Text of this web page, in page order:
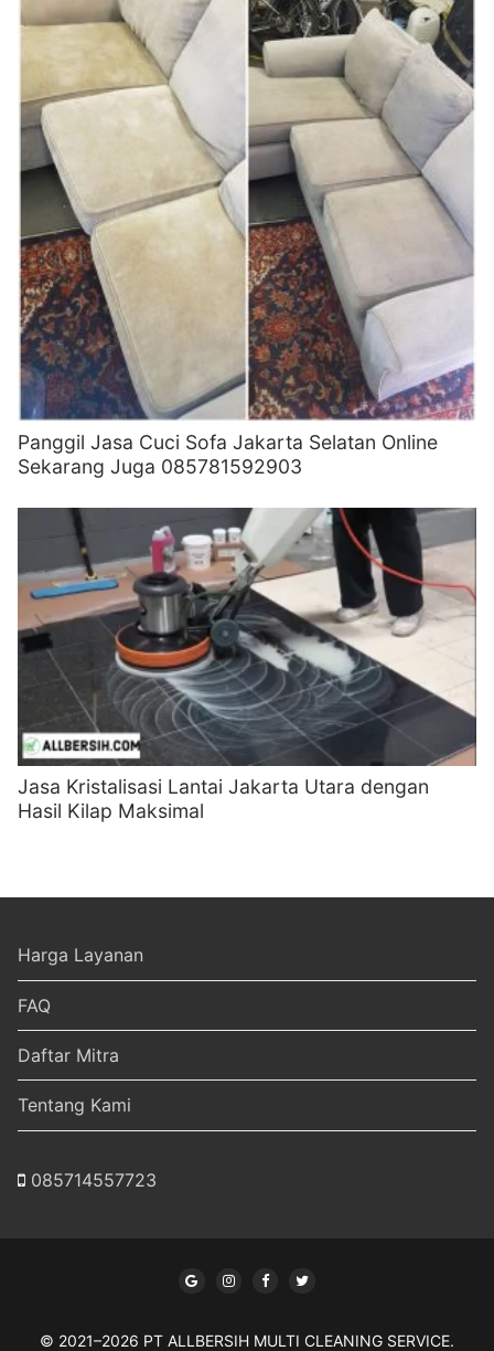
Panggil Jasa Cuci Sofa Jakarta Selatan Online
Sekarang Juga 085781592903
Jasa Kristalisasi Lantai Jakarta Utara dengan
Hasil Kilap Maksimal
Harga Layanan
FAQ
Daftar Mitra
Tentang Kami
085714557723
© 2021–2026 PT ALLBERSIH MULTI CLEANING SERVICE.